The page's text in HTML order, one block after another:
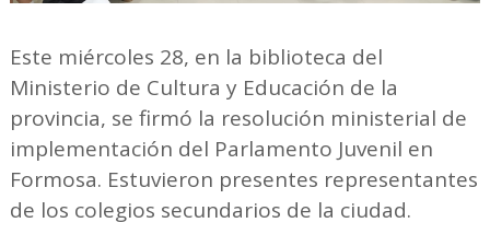
Este miércoles 28, en la biblioteca del
Ministerio de Cultura y Educación de la
provincia, se firmó la resolución ministerial de
implementación del Parlamento Juvenil en
Formosa. Estuvieron presentes representantes
de los colegios secundarios de la ciudad.